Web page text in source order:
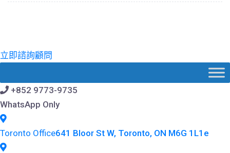
立即諮詢顧問
+852 9773-9735
WhatsApp Only
Toronto Office641 Bloor St W, Toronto, ON M6G 1L1e